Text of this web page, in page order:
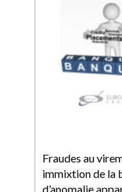
Fraudes au
immixtion de la
d’anomalie